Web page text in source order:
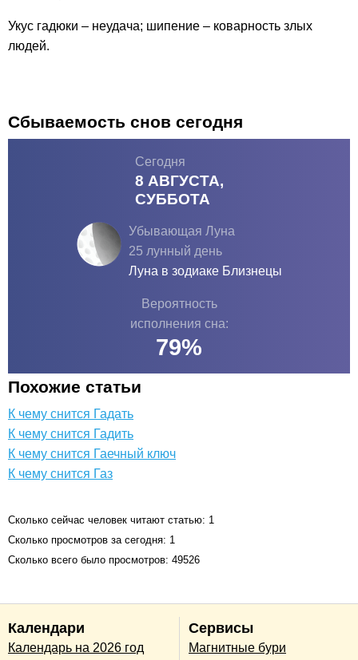
Укус гадюки – неудача; шипение – коварность злых
людей.
Сбываемость снов сегодня
Сегодня
8 АВГУСТА,
СУББОТА
Убывающая Луна
25 лунный день
Луна в зодиаке Близнецы
Вероятность
исполнения сна:
79%
Похожие статьи
К чему снится Гадать
К чему снится Гадить
К чему снится Гаечный ключ
К чему снится Газ
Сколько сейчас человек читают статью: 1
Сколько просмотров за сегодня: 1
Сколько всего было просмотров: 49526
Календари
Календарь на 2026 год
Сервисы
Магнитные бури